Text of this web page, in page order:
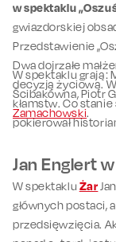
w spektaklu
gwiazdorskiej
Przedstawienie
Dwa dojrzałe
decyzją życiową.
kłamstw. Co
pokierował
W spektaklu grają:
Ścibakówna, Piotr
Zamachowski.
Jan Englert
W spektaklu Żar
głównych postaci,
przedsięwzięcia.